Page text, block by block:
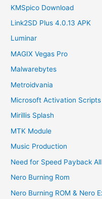
KMSpico Download
Link2SD Plus 4.0.13 APK
Luminar
MAGIX Vegas Pro
Malwarebytes
Metroidvania
Microsoft Activation Scripts
Mirillis Splash
MTK Module
Music Production
Need for Speed Payback
Nero Burning Rom
Nero Burning ROM & Nero